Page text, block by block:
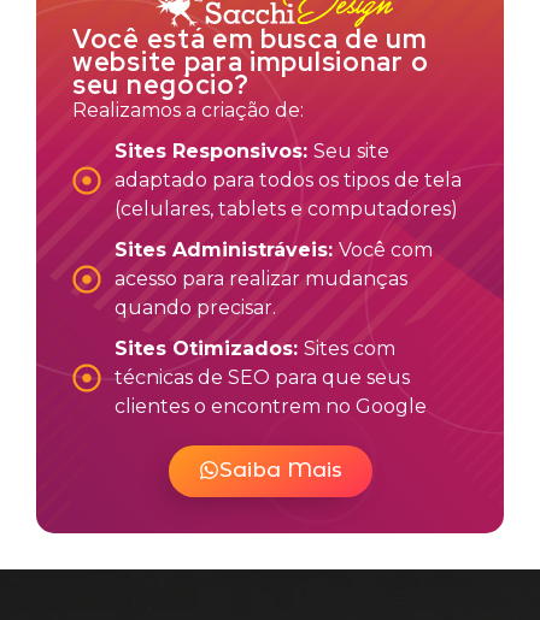
Você está em busca de um
website para impulsionar o
seu negócio?
Realizamos a criação de:
Sites Responsivos: Seu site
adaptado para todos os tipos de tela
(celulares, tablets e computadores)
Sites Administráveis: Você com
acesso para realizar mudanças
quando precisar.
Sites Otimizados: Sites com
técnicas de SEO para que seus
clientes o encontrem no Google
Saiba Mais